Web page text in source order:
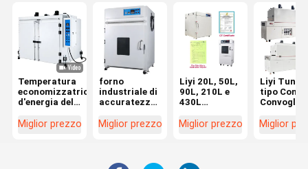
Temperatura
economizzatrice
d'energia del
congelatore
Miglior prezzo
forno
industriale di
accuratezza
protezione
Miglior prezzo
Liyi 20L, 50L,
90L, 210L e
430L
per uso di
asciugatura a
Miglior prezzo
Liyi
tipo
Convoglio
calda
Miglior